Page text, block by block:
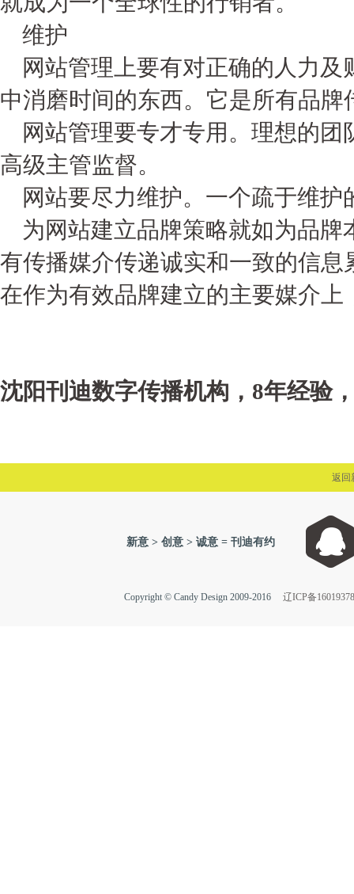
维护
网站管理上要有对正确的人力及
中消磨时间的东西。它是所有品牌
网站管理要专才专用。理想的团
高级主管监督。
网站要尽力维护。一个疏于维护
为网站建立品牌策略就如为品牌
有传播媒介传递诚实和一致的信
在作为有效品牌建立的主要媒介
沈阳刊迪数字传播机构，8年经验
返回
新意 > 创意 > 诚意 = 刊迪有约
Copyright © Candy Design 2009-2016 辽ICP备